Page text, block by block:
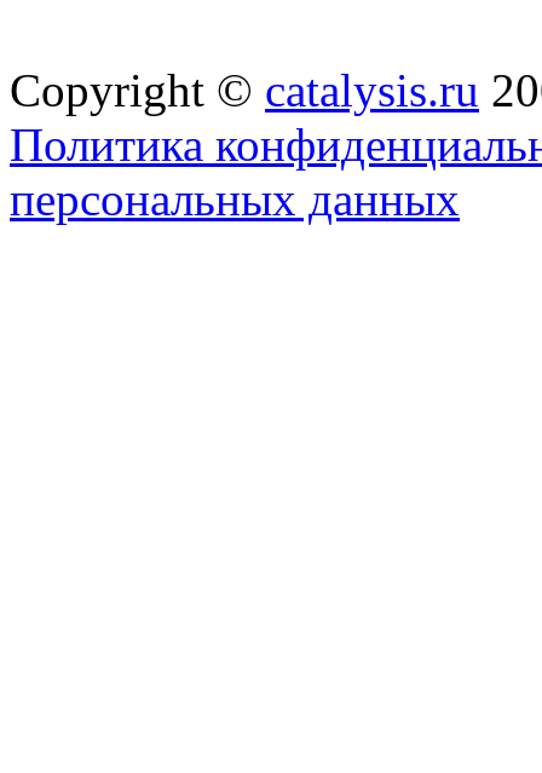
Copyright © catalysis.ru
Политика
персональных данных